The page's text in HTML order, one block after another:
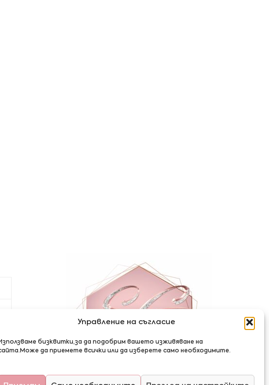
Управление на съгласие
бизквитки,за да подобрим вашето изживяване на
да приемете всички или да изберете само необходимите.